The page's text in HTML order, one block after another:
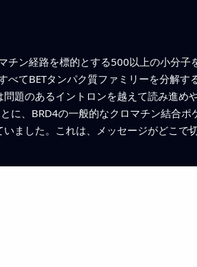
チン経路を標的とする500以上の小分
てBETタンパク質ファミリーを分解す
題のあるイントロンを越えて読み進め
に、BRD4の一般的なクロマチン結合
ました。これは、メッセージがどこで